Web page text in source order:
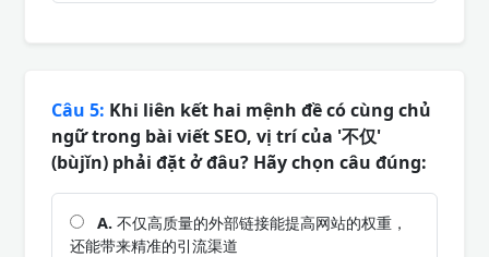
Câu 5: Khi liên kết hai mệnh đề có cùng chủ
ngữ trong bài viết SEO, vị trí của '不仅'
(bùjǐn) phải đặt ở đâu? Hãy chọn câu đúng:
A. 不仅高质量的外部链接能提高网站的权重，
还能带来精准的引流渠道